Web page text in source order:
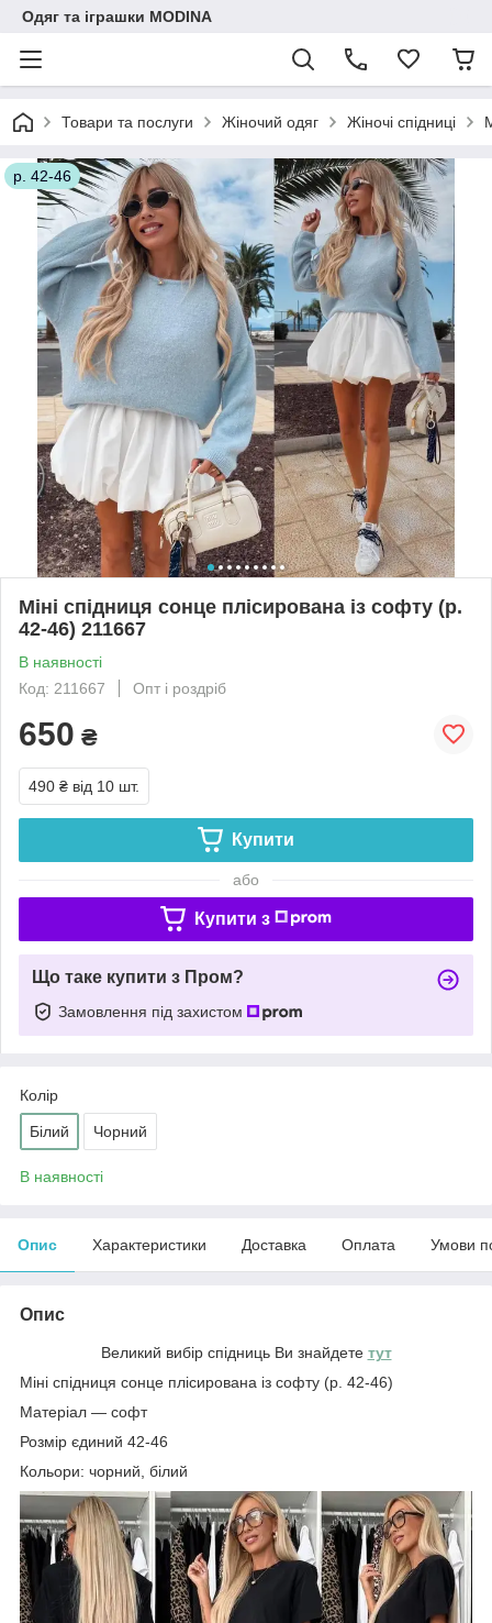
Одяг та іграшки MODINA
Товари та послуги Жіночий одяг Жіночі спідниці
р. 42-46
Міні спідниця сонце плісирована із софту (р.
42-46) 211667
В наявності
Код: 211667
Опт і роздріб
650 ₴
490 ₴ від 10 шт.
Купити
або
Купити з
Що таке купити з Пром?
Замовлення під захистом
Колір
Білий Чорний
В наявності
Опис Характеристики Доставка Оплата Умови
Опис
Великий вибір спідниць Ви знайдете тут
Міні спідниця сонце плісирована із софту (р. 42-46)
Матеріал — софт
Розмір єдиний 42-46
Кольори: чорний, білий